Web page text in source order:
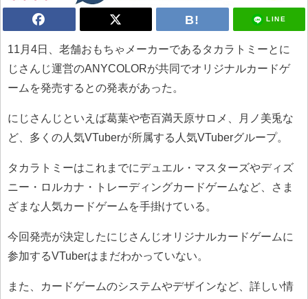
LINE
11月4日、老舗おもちゃメーカーであるタカラトミーとに
じさんじ運営のANYCOLORが共同でオリジナルカードゲ
ームを発売するとの発表があった。
にじさんじといえば葛葉や壱百満天原サロメ、月ノ美兎な
ど、多くの人気VTuberが所属する人気VTuberグループ。
タカラトミーはこれまでにデュエル・マスターズやディズ
ニー・ロルカナ・トレーディングカードゲームなど、さま
ざまな人気カードゲームを手掛けている。
今回発売が決定したにじさんじオリジナルカードゲームに
参加するVTuberはまだわかっていない。
また、カードゲームのシステムやデザインなど、詳しい情